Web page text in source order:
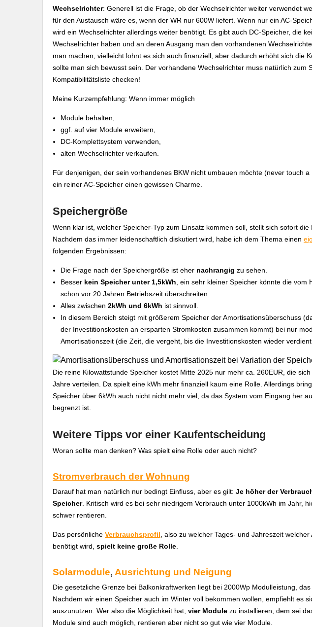
Wechselrichter: Generell ist die Frage, ob der Wechselrichter weiter verwendet
für den Austausch wäre es, wenn der WR nur 600W liefert. Wenn nur ein AC-
wird ein Wechselrichter allerdings weiter benötigt. Es gibt auch DC-Speicher, die
Wechselrichter haben und an deren Ausgang man den vorhandenen
man machen, vielleicht lohnt es sich auch finanziell, aber dadurch erhöht sich die
sollte man sich bewusst sein. Der vorhandene Wechselrichter muss natürlich zum
Kompatibilitätsliste checken!
Meine Kurzempfehlung: Wenn immer möglich
Module behalten,
ggf. auf vier Module erweitern,
DC-Komplettsystem verwenden,
alten Wechselrichter verkaufen.
Für denjenigen, der sein vorhandenes BKW nicht umbauen möchte (never touch
ein reiner AC-Speicher einen gewissen Charme.
Speichergröße
Wenn klar ist, welcher Speicher-Typ zum Einsatz kommen soll, stellt sich sofort
Nachdem das immer leidenschaftlich diskutiert wird, habe ich dem Thema einen
folgenden Ergebnissen:
Die Frage nach der Speichergröße ist eher nachrangig zu sehen.
Besser kein Speicher unter 1,5kWh , ein sehr kleiner Speicher könnte die
schon vor 20 Jahren Betriebszeit überschreiten.
Alles zwischen 2kWh und 6kWh ist sinnvoll.
In diesem Bereich steigt mit größerem Speicher der Amortisationsüberschuss
der Investitionskosten an ersparten Stromkosten zusammen kommt) bei nur
Amortisationszeit (die Zeit, die vergeht, bis die Investitionskosten wieder verdient
Die reine Kilowattstunde Speicher kostet Mitte 2025 nur mehr ca. 260EUR, die
Jahre verteilen. Da spielt eine kWh mehr finanziell kaum eine Rolle. Allerdings
Speicher über 6kWh auch nicht nicht mehr viel, da das System vom Eingang her
begrenzt ist.
Weitere Tipps vor einer Kaufentscheidung
Woran sollte man denken? Was spielt eine Rolle oder auch nicht?
Stromverbrauch der Wohnung
Darauf hat man natürlich nur bedingt Einfluss, aber es gilt: Je höher der
Speicher. Kritisch wird es bei sehr niedrigem Verbrauch unter 1000kWh im Jahr,
schwer rentieren.
Das persönliche Verbrauchsprofil , also zu welcher Tages- und Jahreszeit
benötigt wird, spielt keine große Rolle
Solarmodule, Ausrichtung und Neigung
Die gesetzliche Grenze bei Balkonkraftwerken liegt bei 2000Wp Modulleistung,
Nachdem wir einen Speicher auch im Winter voll bekommen wollen, empfiehlt es
auszunutzen. Wer also die Möglichkeit hat, vier Module zu installieren, dem sei
Module sind auch möglich, rentieren aber nicht so gut wie vier Module.